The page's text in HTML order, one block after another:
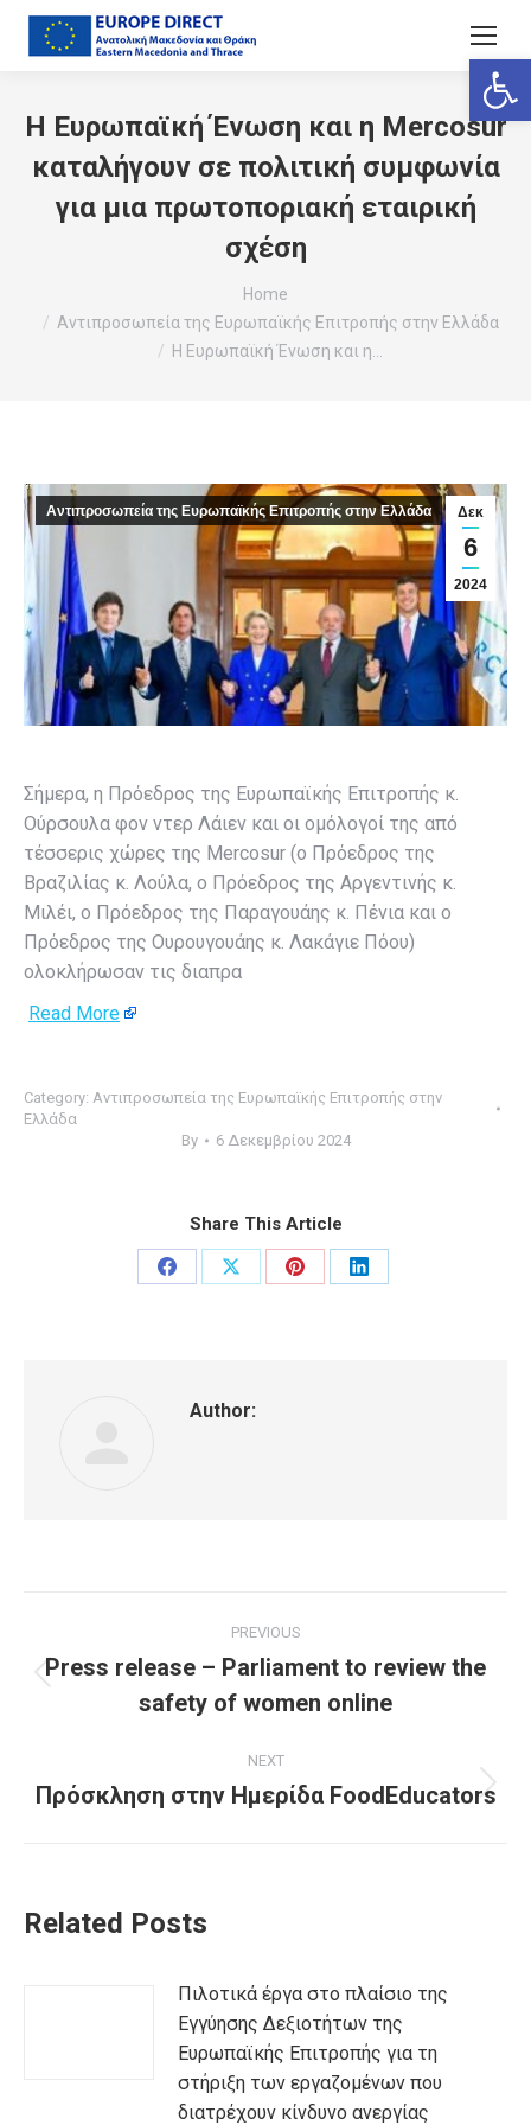
Η Ευρωπαϊκή Ένωση και η Mercosur
καταλήγουν σε πολιτική συμφωνία
για μια πρωτοποριακή εταιρική
σχέση
Home
Αντιπροσωπεία της Ευρωπαϊκής Επιτροπής στην Ελλάδα
Η Ευρωπαϊκή Ένωση και η…
Δεκ
6
2024
Αντιπροσωπεία της Ευρωπαϊκής Επιτροπής στην Ελλάδα
Σήμερα, η Πρόεδρος της Ευρωπαϊκής Επιτροπής κ.
Ούρσουλα φον ντερ Λάιεν και οι ομόλογοί της από
τέσσερις χώρες της Mercosur (ο Πρόεδρος της
Βραζιλίας κ. Λούλα, ο Πρόεδρος της Αργεντινής κ.
Μιλέι, ο Πρόεδρος της Παραγουάης κ. Πένια και ο
Πρόεδρος της Ουρουγουάης κ. Λακάγιε Πόου)
ολοκλήρωσαν τις διαπρα
Read More
Category: Αντιπροσωπεία της Ευρωπαϊκής Επιτροπής στην
Ελλάδα
By
6 Δεκεμβρίου 2024
Share This Article
Share
Share
Share
Share
Author:
navigation
PREVIOUS
post:
Press release – Parliament to review the
safety of women online
NEXT
Next
Πρόσκληση στην Ημερίδα FoodEducators
Related Posts
Πιλοτικά έργα στο πλαίσιο της
Εγγύησης Δεξιοτήτων της
Ευρωπαϊκής Επιτροπής για τη
στήριξη των εργαζομένων που
διατρέχουν κίνδυνο ανεργίας